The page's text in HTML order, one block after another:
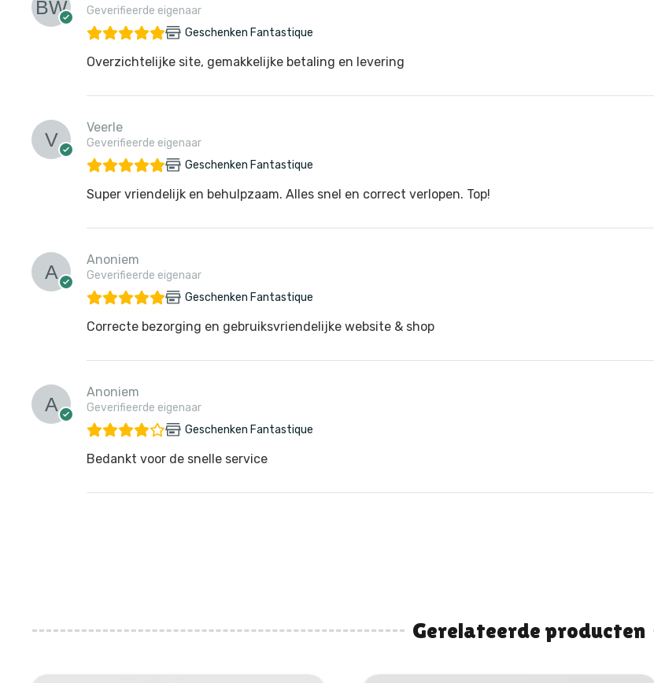
Geverifieerde eigenaar
Geschenken Fantastique
Overzichtelijke site, gemakkelijke betaling en levering
Veerle
Geverifieerde eigenaar
Geschenken Fantastique
Super vriendelijk en behulpzaam. Alles snel en correct verlopen. Top!
Anoniem
Geverifieerde eigenaar
Geschenken Fantastique
Correcte bezorging en gebruiksvriendelijke website & shop
Anoniem
Geverifieerde eigenaar
Geschenken Fantastique
Bedankt voor de snelle service
Gerelateerde producten